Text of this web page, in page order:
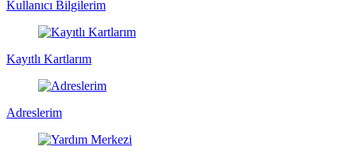
Kullanıcı Bilgilerim
Kayıtlı Kartlarım
Adreslerim